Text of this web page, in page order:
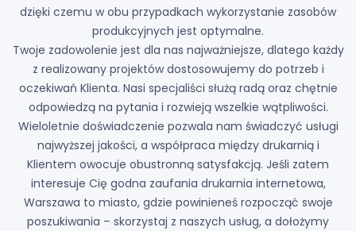
dzięki czemu w obu przypadkach wykorzystanie zasobów
produkcyjnych jest optymalne.
Twoje zadowolenie jest dla nas najważniejsze, dlatego każdy
z realizowany projektów dostosowujemy do potrzeb i
oczekiwań Klienta. Nasi specjaliści służą radą oraz chętnie
odpowiedzą na pytania i rozwieją wszelkie wątpliwości.
Wieloletnie doświadczenie pozwala nam świadczyć usługi
najwyższej jakości, a współpraca między drukarnią i
Klientem owocuje obustronną satysfakcją. Jeśli zatem
interesuje Cię godna zaufania drukarnia internetowa,
Warszawa to miasto, gdzie powinieneś rozpocząć swoje
poszukiwania – skorzystaj z naszych usług, a dołożymy